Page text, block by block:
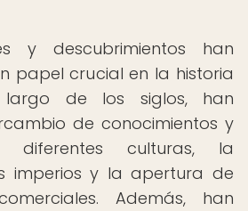
y descubrimientos han
papel crucial en la historia
de los siglos, han
de conocimientos y
diferentes culturas, la
imperios y la apertura de
Además, han